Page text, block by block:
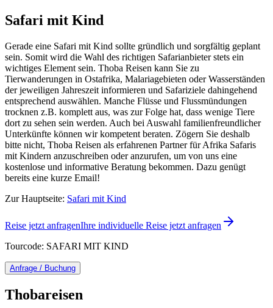
Safari mit Kind
Gerade eine Safari mit Kind sollte gründlich und sorgfältig geplant
sein. Somit wird die Wahl des richtigen Safarianbieter stets ein
wichtiges Element sein. Thoba Reisen kann Sie zu
Tierwanderungen in Ostafrika, Malariagebieten oder Wasserständen
der jeweiligen Jahreszeit informieren und Safariziele dahingehend
entsprechend auswählen. Manche Flüsse und Flussmündungen
trocknen z.B. komplett aus, was zur Folge hat, dass wenige Tiere
dort zu sehen sein werden. Auch bei Auswahl familienfreundlicher
Unterkünfte können wir kompetent beraten. Zögern Sie deshalb
bitte nicht, Thoba Reisen als erfahrenen Partner für Afrika Safaris
mit Kindern anzuschreiben oder anzurufen, um von uns eine
kostenlose und informative Beratung bekommen. Dazu genügt
bereits eine kurze Email!
Zur Hauptseite: Safari mit Kind
Reise jetzt anfragenIhre individuelle Reise jetzt anfragen
Tourcode: SAFARI MIT KIND
Anfrage / Buchung
Thobareisen